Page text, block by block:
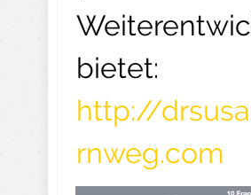
bietet:
http://
rnweg.com